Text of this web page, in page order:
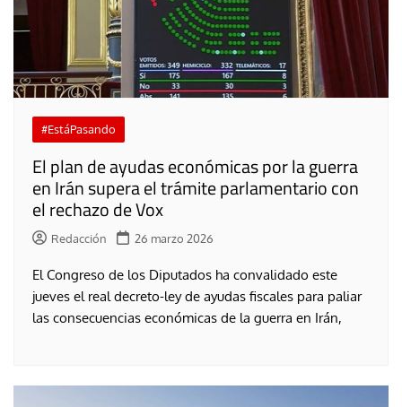
#EstáPasando
El plan de ayudas económicas por la guerra
en Irán supera el trámite parlamentario con
el rechazo de Vox
Redacción 26 marzo 2026
El Congreso de los Diputados ha convalidado este
jueves el real decreto-ley de ayudas fiscales para paliar
las consecuencias económicas de la guerra en Irán,